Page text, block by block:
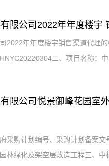
限公司2022年年度楼宇
2022年年度楼宇销售渠道代理
二、项目名称：中
限公司悦景御峰花园室
采购计划编号、采购计划备案
林绿化及架空层改造工程三、中